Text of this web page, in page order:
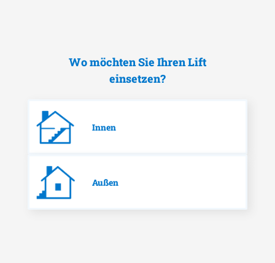
Wo möchten Sie Ihren Lift
einsetzen?
Innen
Außen